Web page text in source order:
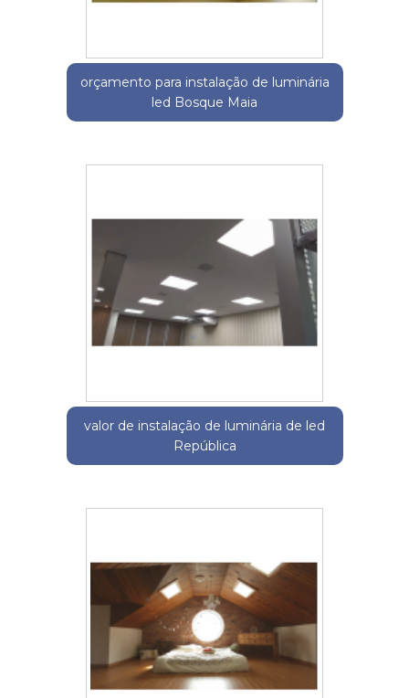
orçamento para instalação de luminária
led Bosque Maia
valor de instalação de luminária de led
República